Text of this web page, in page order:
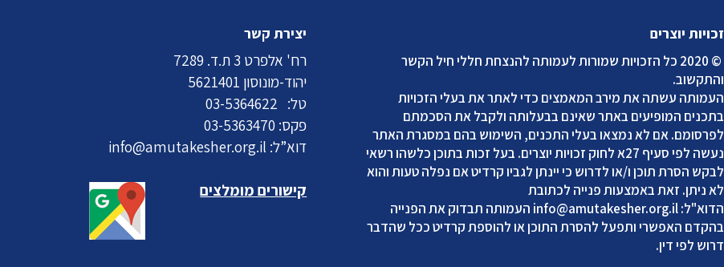
זכויות יוצרים
©
2020 כל הזכויות שמורות לעמותה להנצחת חללי חיל הקשר
והתקשוב.
העמותה עשתה את מירב המאמצים כדי לאתר את בעלי הזכויות
בתכנים המופיעים באתר שאינם בבעלותה ולקבל את הסכמתם
לפרסומם. אם לא נמצאו בעלי התכנים, השימוש בהם במסגרת האתר
נעשה לפי סעיף 27א לחוק זכויות יוצרים. בעל זכות בתוכן כלשהו רשאי
לבקש הסרת תוכן ו/או לדרוש כי יינתן לגביו קרדיט אם נפלה טעות והוא
לא ניתן. זאת באמצעות פנייה לכתובת
הדוא"ל:info@amutakesher.org.il העמותה תבדוק את הפנייה
בהקדם האפשרי ותפעל להסרת התוכן או להוספת קרדיט ככל שהדבר
דרוש לפי דין.
יצירת קשר
רח' אלפרט 3 ת.ד. 7289
יהוד-מונוסון 5621401
טל:
פקס: 03-5363470
דוא”ל: info@amutakesher.org.il
קישורים מומלצים